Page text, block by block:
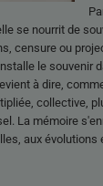
se nourrit de
censure ou
le souvenir
à dire,
collective,
La mémoire
aux